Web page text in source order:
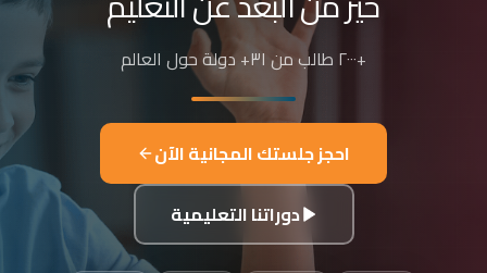
الدراسات الإسلامية والتربية الدينية
اللغة الإنجليزية والفرنسية
البرمجة وعلم الفلك والفنون
تفاصيل الدراسة
الفئات العمرية المستهدفة: من 4 سنوات حتى البالغين
شكل التعليم: مجموعات صغيرة 3-5 طلاب، أو حصص فردية
اللغات المستخدمة في التدريس: العربية، التركية، الإنجليزية، الفرنسية
+٢٠٠٠ طالب من ٣١+ دولة حول العالم
احجز جلستك المجانية الآن
دوراتنا التعليمية